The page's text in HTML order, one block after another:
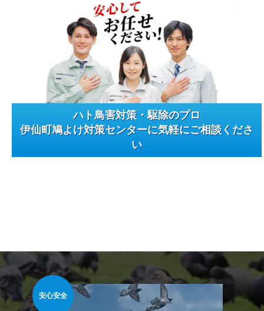
ハト鳥害対策・駆除のプロ
伊仙町鳩よけ対策センターに気軽にご相談くださ
い
安心安全